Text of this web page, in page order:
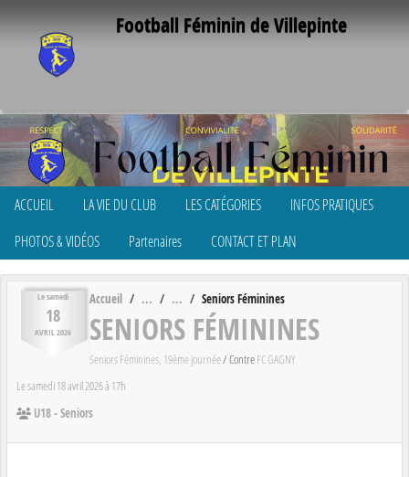
Football Féminin de Villepinte
ACCUEIL LA VIE DU CLUB LES CATÉGORIES
INFOS PRATIQUES
PHOTOS & VIDÉOS
Partenaires CONTACT ET PLAN
Lesamedi
18
AVRIL2026
Accueil Seniors Féminines
SENIORS FÉMININES
Seniors Féminines, 19ème journée/ ContreFC GAGNY
Lesamedi18avril2026à 17h
U18 - Seniors